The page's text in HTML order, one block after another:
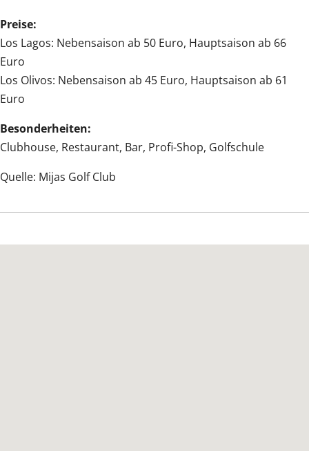
Preise:
Los Lagos: Nebensaison ab 50 Euro, Hauptsaison ab 66
Euro
Los Olivos: Nebensaison ab 45 Euro, Hauptsaison ab 61
Euro
Besonderheiten:
Clubhouse, Restaurant, Bar, Profi-Shop, Golfschule
Quelle: Mijas Golf Club